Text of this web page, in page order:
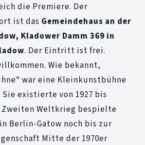
die Premiere. Der
ist das Gemeindehaus an der
Kladower Damm 369 in
. Der Eintritt ist frei.
Wie bekannt,
war eine Kleinkunstbühne
existierte von 1927 bis
Zweiten Weltkrieg bespielte
Berlin-Gatow noch bis zur
Mitte der 1970er